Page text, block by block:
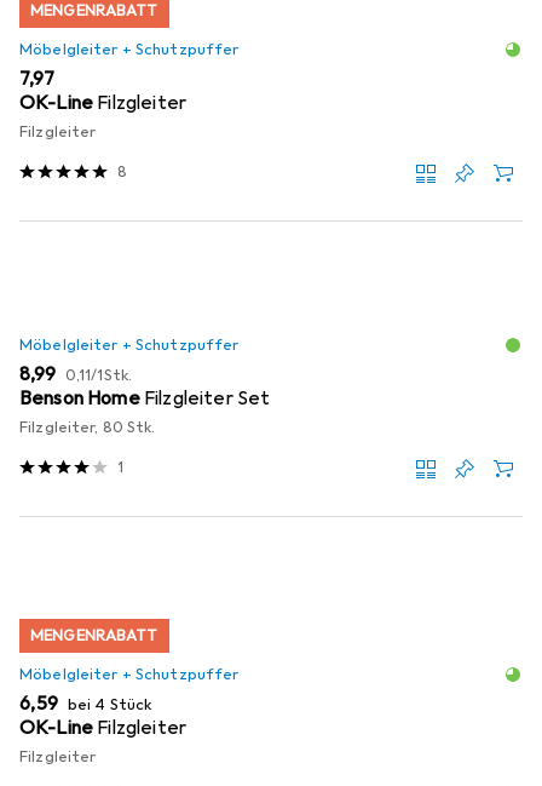
MENGENRABATT
Möbelgleiter + Schutzpuffer
EUR
7,97
OK-Line Filzgleiter
Filzgleiter
8
Möbelgleiter + Schutzpuffer
EUR
8,99 EUR
0,11/1Stk.
Benson Home Filzgleiter Set
Filzgleiter, 80 Stk.
1
MENGENRABATT
Möbelgleiter + Schutzpuffer
EUR
6,59 bei 4 Stück
OK-Line Filzgleiter
Filzgleiter